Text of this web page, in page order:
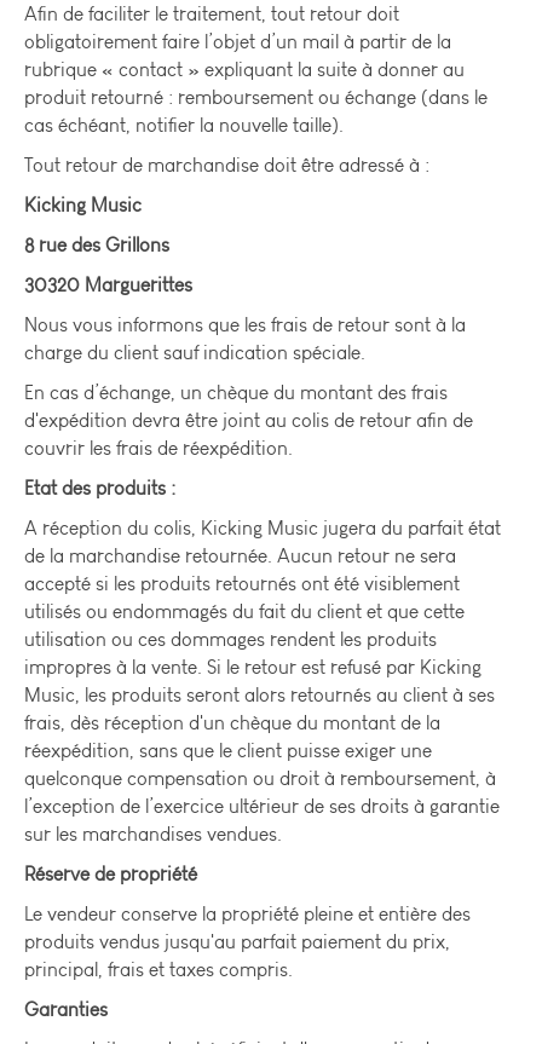
Afin de faciliter le traitement, tout retour doit
obligatoirement faire l’objet d’un mail à partir de la
rubrique « contact » expliquant la suite à donner au
produit retourné : remboursement ou échange (dans le
cas échéant, notifier la nouvelle taille).
Tout retour de marchandise doit être adressé à :
Kicking Music
8 rue des Grillons
30320 Marguerittes
Nous vous informons que les frais de retour sont à la
charge du client sauf indication spéciale.
En cas d’échange, un chèque du montant des frais
d'expédition devra être joint au colis de retour afin de
couvrir les frais de réexpédition.
Etat des produits :
A réception du colis, Kicking Music jugera du parfait état
de la marchandise retournée. Aucun retour ne sera
accepté si les produits retournés ont été visiblement
utilisés ou endommagés du fait du client et que cette
utilisation ou ces dommages rendent les produits
impropres à la vente. Si le retour est refusé par Kicking
Music, les produits seront alors retournés au client à ses
frais, dès réception d'un chèque du montant de la
réexpédition, sans que le client puisse exiger une
quelconque compensation ou droit à remboursement, à
l’exception de l’exercice ultérieur de ses droits à garantie
sur les marchandises vendues.
Réserve de propriété
Le vendeur conserve la propriété pleine et entière des
produits vendus jusqu'au parfait paiement du prix,
principal, frais et taxes compris.
Garanties